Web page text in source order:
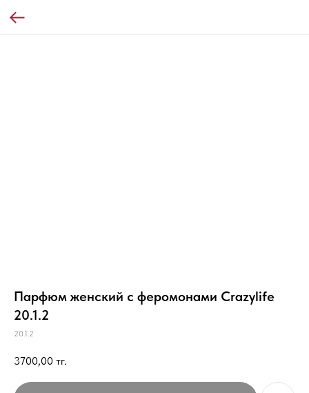
Парфюм женский с феромонами Crazylife
20.1.2
20.1.2
3700,00 тг.